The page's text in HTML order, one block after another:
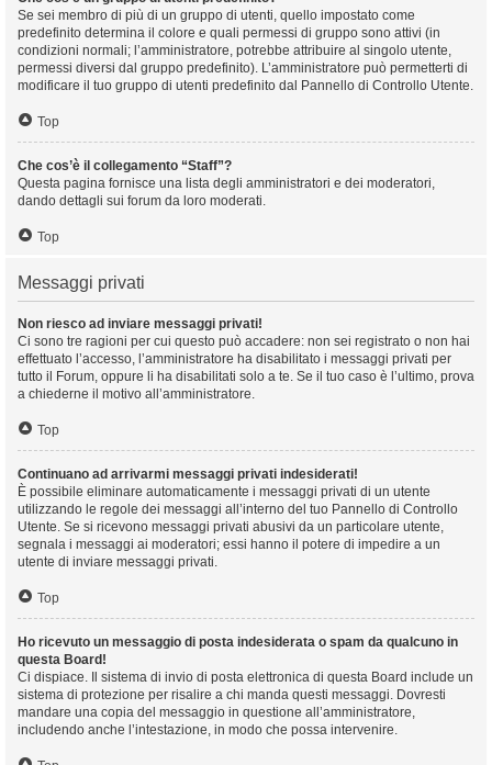
Se sei membro di più di un gruppo di utenti, quello impostato come
predefinito determina il colore e quali permessi di gruppo sono attivi (in
condizioni normali; l’amministratore, potrebbe attribuire al singolo utente,
permessi diversi dal gruppo predefinito). L’amministratore può permetterti di
modificare il tuo gruppo di utenti predefinito dal Pannello di Controllo Utente.
Top
Che cos’è il collegamento “Staff”?
Questa pagina fornisce una lista degli amministratori e dei moderatori,
dando dettagli sui forum da loro moderati.
Top
Messaggi privati
Non riesco ad inviare messaggi privati!
Ci sono tre ragioni per cui questo può accadere: non sei registrato o non hai
effettuato l’accesso, l’amministratore ha disabilitato i messaggi privati per
tutto il Forum, oppure li ha disabilitati solo a te. Se il tuo caso è l’ultimo, prova
a chiederne il motivo all’amministratore.
Top
Continuano ad arrivarmi messaggi privati indesiderati!
È possibile eliminare automaticamente i messaggi privati ​​di un utente
utilizzando le regole dei messaggi all’interno del tuo Pannello di Controllo
Utente. Se si ricevono messaggi privati ​​abusivi da un particolare utente,
segnala i messaggi ai moderatori; essi hanno il potere di impedire a un
utente di inviare messaggi privati​​.
Top
Ho ricevuto un messaggio di posta indesiderata o spam da qualcuno in
questa Board!
Ci dispiace. Il sistema di invio di posta elettronica di questa Board include un
sistema di protezione per risalire a chi manda questi messaggi. Dovresti
mandare una copia del messaggio in questione all’amministratore,
includendo anche l’intestazione, in modo che possa intervenire.